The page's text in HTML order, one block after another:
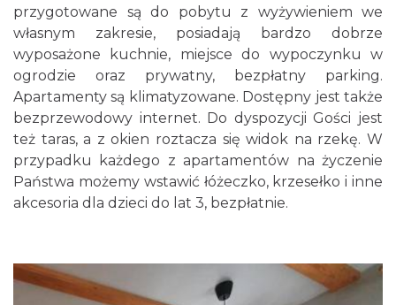
przygotowane są do pobytu z wyżywieniem we
własnym zakresie, posiadają bardzo dobrze
wyposażone kuchnie, miejsce do wypoczynku w
ogrodzie oraz prywatny, bezpłatny parking.
Apartamenty są klimatyzowane. Dostępny jest także
bezprzewodowy internet. Do dyspozycji Gości jest
też taras, a z okien roztacza się widok na rzekę. W
przypadku każdego z apartamentów na życzenie
Państwa możemy wstawić łóżeczko, krzesełko i inne
akcesoria dla dzieci do lat 3, bezpłatnie.